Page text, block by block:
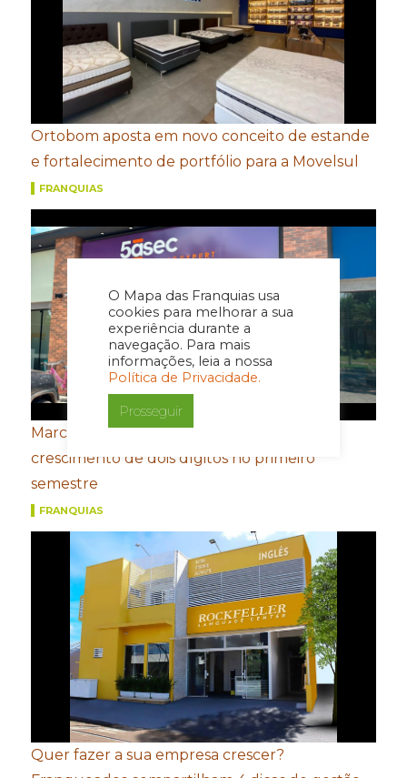
O Mapa das Franquias usa
cookies para melhorar a sua
experiência durante a
navegação. Para mais
informações, leia a nossa
Política de Privacidade.
Prosseguir
Ortobom aposta em novo conceito de estande
e fortalecimento de portfólio para a Movelsul
FRANQUIAS
Marcas do Grupo FROTH registram
crescimento de dois dígitos no primeiro
semestre
FRANQUIAS
Quer fazer a sua empresa crescer?